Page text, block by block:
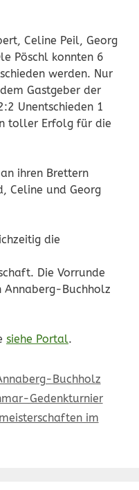
Celine Peil, Georg
Pöschl konnten 6
werden. Nur
Gastgeber der
Unentschieden 1
toller Erfolg für die
ihren Brettern
Celine und Georg
die
Die Vorrunde
Buchholz
siehe Portal.
Buchholz
Gedenkturnier
im